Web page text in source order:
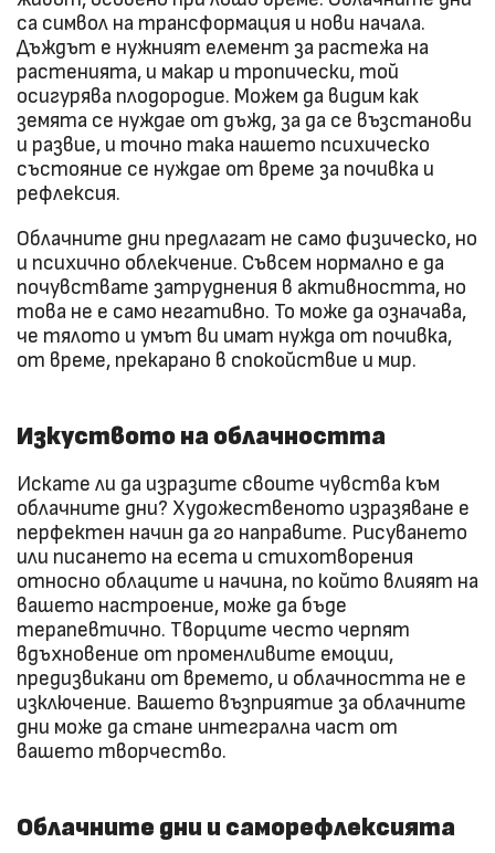
са символ на трансформация и нови начала.
Дъждът е нужният елемент за растежа на
растенията, и макар и тропически, той
осигурява плодородие. Можем да видим как
земята се нуждае от дъжд, за да се възстанови
и развие, и точно така нашето психическо
състояние се нуждае от време за почивка и
рефлексия.
Облачните дни предлагат не само физическо, но
и психично облекчение. Съвсем нормално е да
почувствате затруднения в активността, но
това не е само негативно. То може да означава,
че тялото и умът ви имат нужда от почивка,
от време, прекарано в спокойствие и мир.
Изкуството на облачността
Искате ли да изразите своите чувства към
облачните дни? Художественото изразяване е
перфектен начин да го направите. Рисуването
или писането на есета и стихотворения
относно облаците и начина, по който влияят на
вашето настроение, може да бъде
терапевтично. Творците често черпят
вдъхновение от променливите емоции,
предизвикани от времето, и облачността не е
изключение. Вашето възприятие за облачните
дни може да стане интегрална част от
вашето творчество.
Облачните дни и саморефлексията